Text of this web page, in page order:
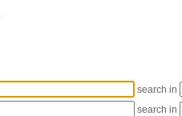
search in
search in